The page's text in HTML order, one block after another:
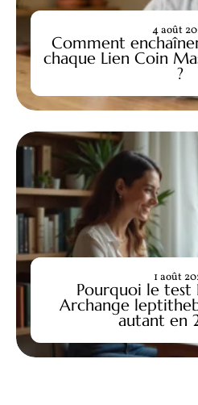
Comment
chaque Lien Coin
?
4 août
Pourquoi le test
Archange
autant en
1 août